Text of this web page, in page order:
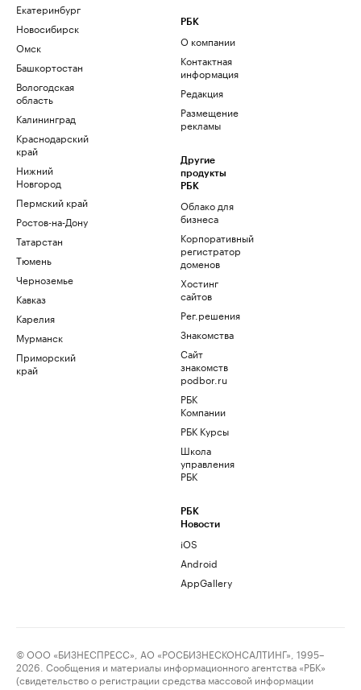
Екатеринбург
Новосибирск
Омск
Башкортостан
Вологодская
область
Калининград
Краснодарский
край
Нижний
Новгород
Пермский край
Ростов-на-Дону
Татарстан
Тюмень
Черноземье
Кавказ
Карелия
Мурманск
Приморский
край
РБК
О компании
Контактная
информация
Редакция
Размещение
рекламы
Другие
продукты
РБК
Облако для
бизнеса
Корпоративный
регистратор
доменов
Хостинг
сайтов
Рег.решения
Знакомства
Сайт
знакомств
podbor.ru
РБК
Компании
РБК Курсы
Школа
управления
РБК
РБК
Новости
iOS
Android
AppGallery
© ООО «БИЗНЕСПРЕСС», АО «РОСБИЗНЕСКОНСАЛТИНГ», 1995–
2026. Сообщения и материалы информационного агентства «РБК»
(свидетельство о регистрации средства массовой информации